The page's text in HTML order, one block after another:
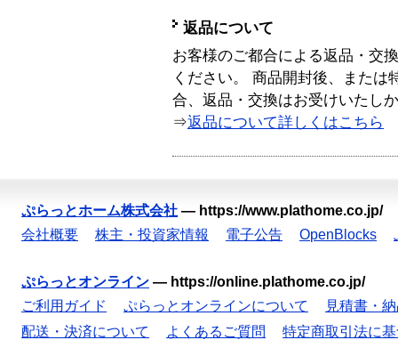
返品について
お客様のご都合による返品・交
ください。 商品開封後、または
合、返品・交換はお受けいたし
⇒返品について詳しくはこちら
ぷらっとホーム株式会社 — https://www.plathome.co.jp/
会社概要
株主・投資家情報 電子公告 OpenBlocks
ぷらっとオンライン — https://online.plathome.co.jp/
ご利用ガイド
ぷらっとオンラインについて
見積書・
配送・決済について
よくあるご質問
特定商取引法に